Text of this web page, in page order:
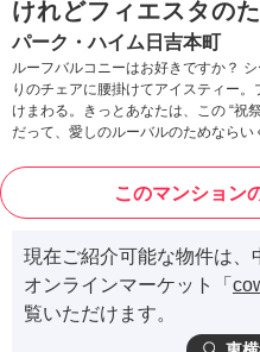
けれどフィエスタの
パーク・ハイム日吉本町
ルーフバルコニーはお好きですか？
りのチェアに腰掛けてアイスティー
けまわる。きっとあなたは、この “祝
だって、愛しのルーバルのためならい
このマンション
現在ご紹介可能な物件は
オンラインマーケット「
覧いただけます。